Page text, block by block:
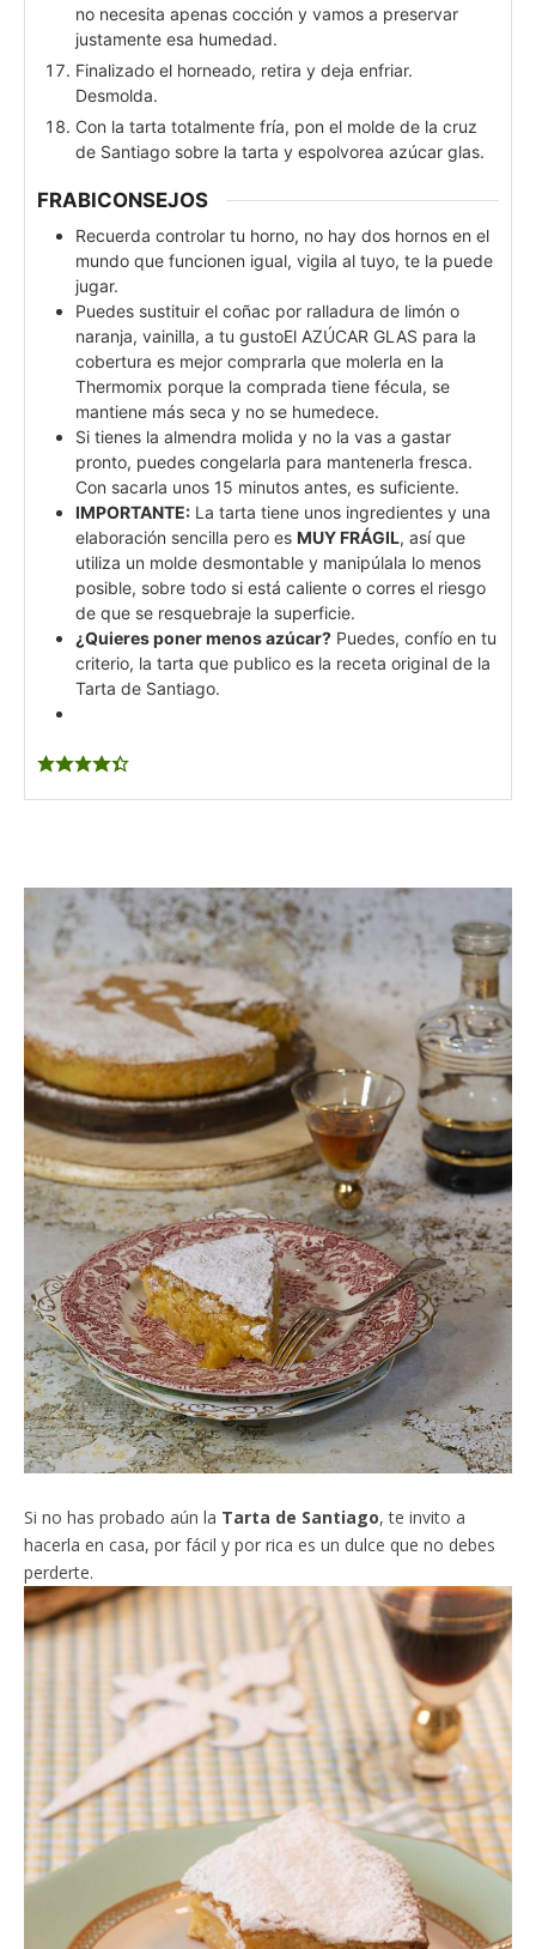
no necesita apenas cocción y vamos a preservar
justamente esa humedad.
Finalizado el horneado, retira y deja enfriar.
Desmolda.
Con la tarta totalmente fría, pon el molde de la cruz
de Santiago sobre la tarta y espolvorea azúcar glas.
FRABICONSEJOS
Recuerda controlar tu horno, no hay dos hornos en el
mundo que funcionen igual, vigila al tuyo, te la puede
jugar.
Puedes sustituir el coñac por ralladura de limón o
naranja, vainilla, a tu gustoEl AZÚCAR GLAS para la
cobertura es mejor comprarla que molerla en la
Thermomix porque la comprada tiene fécula, se
mantiene más seca y no se humedece.
Si tienes la almendra molida y no la vas a gastar
pronto, puedes congelarla para mantenerla fresca.
Con sacarla unos 15 minutos antes, es suficiente.
IMPORTANTE: La tarta tiene unos ingredientes y una
elaboración sencilla pero es MUY FRÁGIL, así que
utiliza un molde desmontable y manipúlala lo menos
posible, sobre todo si está caliente o corres el riesgo
de que se resquebraje la superficie.
¿Quieres poner menos azúcar? Puedes, confío en tu
criterio, la tarta que publico es la receta original de la
Tarta de Santiago.
Si no has probado aún la Tarta de Santiago, te invito a
hacerla en casa, por fácil y por rica es un dulce que no debes
perderte.